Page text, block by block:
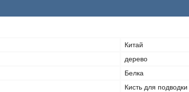
Китай
дерево
Белка
Кисть для подводки